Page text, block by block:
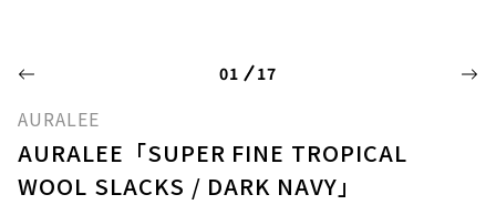
01 17
AURALEE
AURALEE「SUPER FINE TROPICAL
WOOL SLACKS / DARK NAVY」